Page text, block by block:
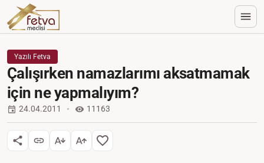
Yazılı Fetva
Çalışırken namazlarımı aksatmamak
için ne yapmalıyım?
24.04.2011 11163